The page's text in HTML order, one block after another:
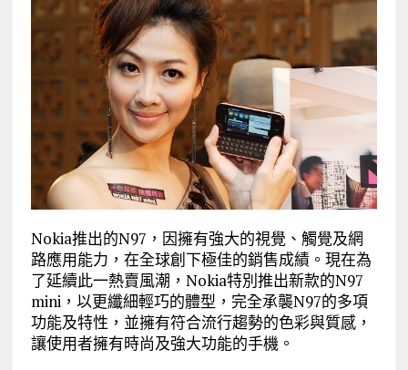
Nokia推出的N97，因擁有強大的視覺、觸覺及網
路應用能力，在全球創下極佳的銷售成績。現在為
了延續此一熱賣風潮，Nokia特別推出新款的N97
mini，以更纖細輕巧的體型，完全承襲N97的多項
功能及特性，並擁有符合流行趨勢的色彩與質感，
讓使用者擁有時尚及強大功能的手機。